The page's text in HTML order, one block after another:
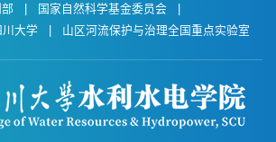
| 国家自然科学基金委员会
|
川大学 | 山区河流保护与治理全国重点实验室